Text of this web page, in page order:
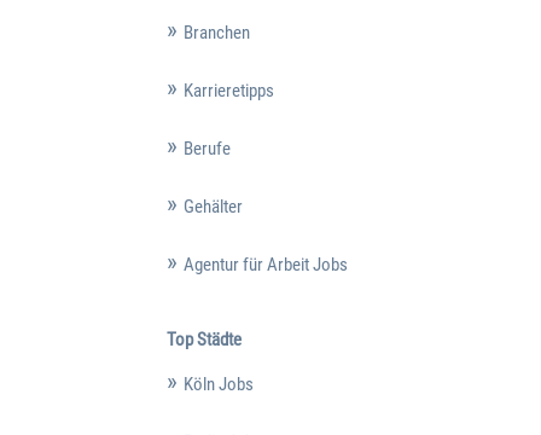
Branchen
Karrieretipps
Berufe
Gehälter
Agentur für Arbeit Jobs
Top Städte
Köln Jobs